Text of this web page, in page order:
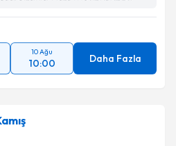
10 Ağu
10:00 Daha Fazla